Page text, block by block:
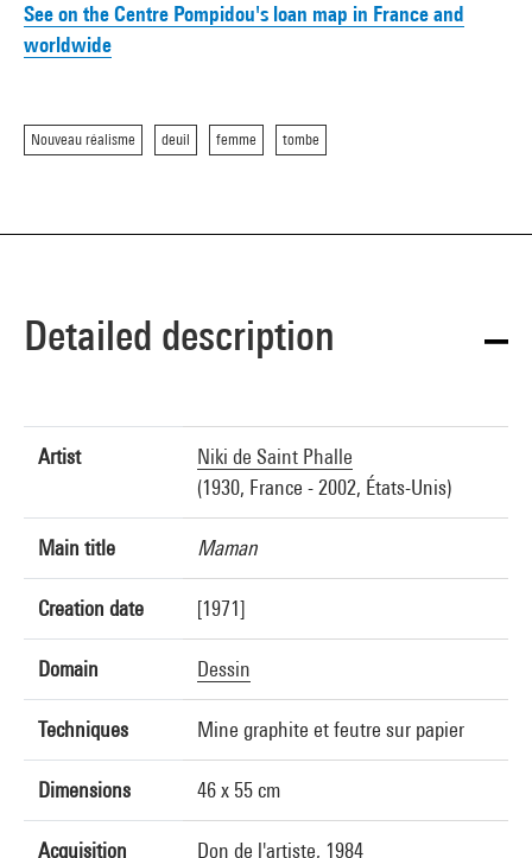
See on the Centre Pompidou's loan map in France and
worldwide
Nouveau réalisme deuil femme tombe
Detailed description
Artist
Niki de Saint Phalle
(1930, France - 2002, États-Unis)
Main title Maman
Creation date [1971]
Domain Dessin
Techniques Mine graphite et feutre sur papier
Dimensions 46 x 55 cm
Acquisition Don de l'artiste, 1984